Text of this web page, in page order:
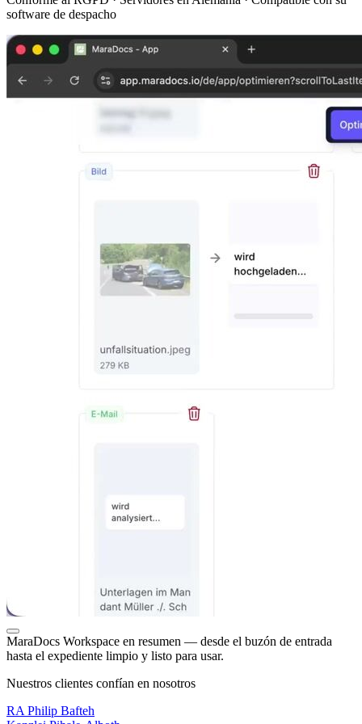
software de despacho
MaraDocs Workspace en resumen — desde el buzón de entrada
hasta el expediente limpio y listo para usar.
Nuestros clientes confían en nosotros
RA Philip Bafteh